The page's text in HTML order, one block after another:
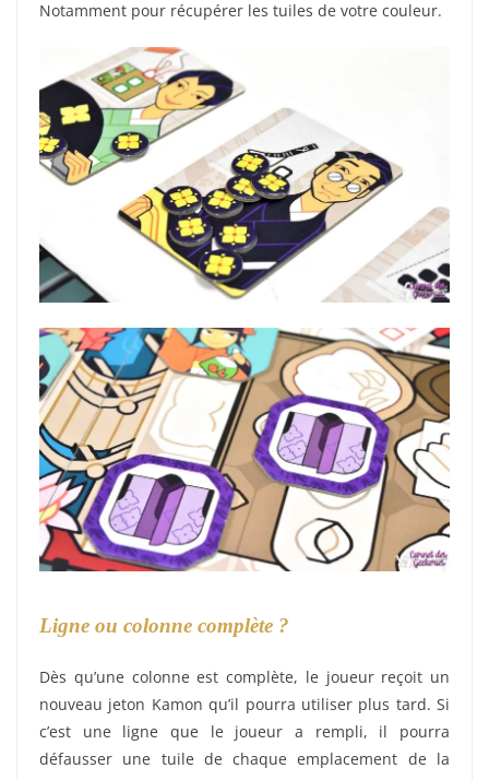
Notamment pour récupérer les tuiles de votre couleur.
Ligne ou colonne complète ?
Dès qu’une colonne est complète, le joueur reçoit un
nouveau jeton Kamon qu’il pourra utiliser plus tard. Si
c’est une ligne que le joueur a rempli, il pourra
défausser une tuile de chaque emplacement de la